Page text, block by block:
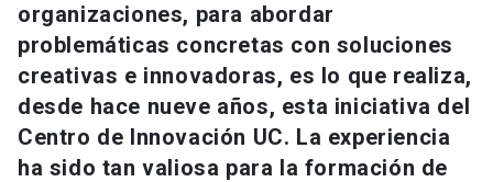
Futuros estudiantes
Estudiantes
Académicos
Go to english site launch
ACCESOS DIRECTOS
Admisión launch
organizaciones, para abordar
problemáticas concretas con soluciones
creativas e innovadoras, es lo que realiza,
desde hace nueve años, esta iniciativa del
Centro de Innovación UC. La experiencia
ha sido tan valiosa para la formación de